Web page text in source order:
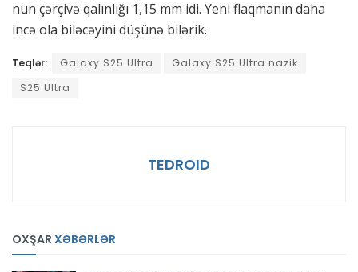
nun çərçivə qalınlığı 1,15 mm idi. Yeni flaqmanın daha
incə ola biləcəyini düşünə bilərik.
Teqlər: Galaxy S25 Ultra
Galaxy S25 Ultra nazik
S25 Ultra
TEDROID
OXŞAR XƏBƏRLƏR